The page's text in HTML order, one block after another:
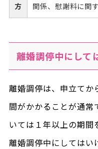
方
関係、慰謝料に関
離婚調停中にして
離婚調停は、申立てか
間がかかることが通常
いては１年以上の期間
離婚調停中にしてはい